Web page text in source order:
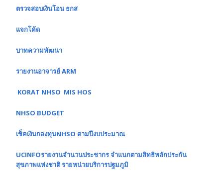
ตรวจสอบเงินโอน ธกส
แจกโค้ด
บาทความพัฒนา
รายงานอาจารย์ ARM
KORAT NHSO MIS HOS
NHSO BUDGET
เช็คเงินกองทุนNHSO ตามปีงบประมาณ
UCINFOรายงานจำนวนประชากร จำแนกตามสิทธิหลักประกัน
สุขภาพแห่งชาติ รายหน่วยบริการปฐมภูมิ